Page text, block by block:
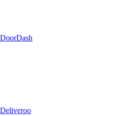
DoorDash
Deliveroo